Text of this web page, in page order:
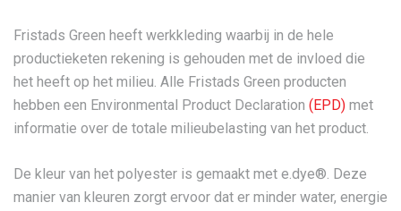
Fristads Green heeft werkkleding waarbij in de hele
productieketen rekening is gehouden met de invloed die
het heeft op het milieu. Alle Fristads Green producten
hebben een Environmental Product Declaration (EPD) met
informatie over de totale milieubelasting van het product.
De kleur van het polyester is gemaakt met e.dye®. Deze
manier van kleuren zorgt ervoor dat er minder water, energie